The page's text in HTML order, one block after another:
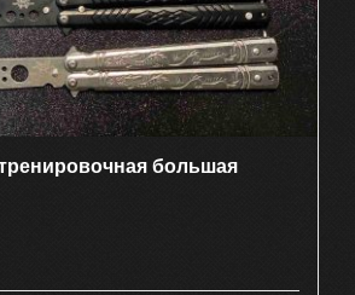
большая